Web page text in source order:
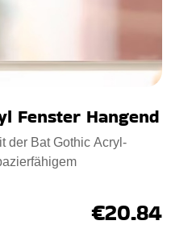
Fenster Hangend
der Bat Gothic Acryl-
€20.84